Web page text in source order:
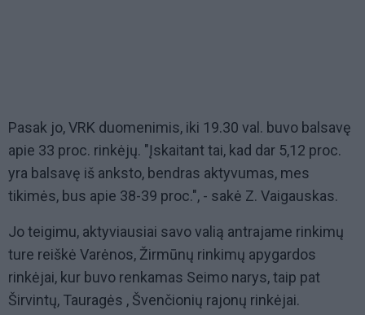
Pasak jo, VRK duomenimis, iki 19.30 val. buvo balsavę
apie 33 proc. rinkėjų. "Įskaitant tai, kad dar 5,12 proc.
yra balsavę iš anksto, bendras aktyvumas, mes
tikimės, bus apie 38-39 proc.", - sakė Z. Vaigauskas.
Jo teigimu, aktyviausiai savo valią antrajame rinkimų
ture reiškė Varėnos, Žirmūnų rinkimų apygardos
rinkėjai, kur buvo renkamas Seimo narys, taip pat
Širvintų, Tauragės , Švenčionių rajonų rinkėjai.